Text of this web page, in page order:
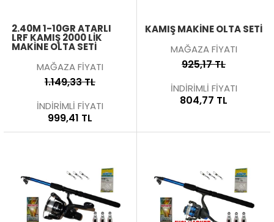
2.40M 1-10GR ATARLI
LRF KAMIŞ 2000 LIK
MAKINE OLTA SETI
MAĞAZA FİYATI
1.149,33 TL
İNDİRİMLİ FİYATI
999,41 TL
KAMIŞ MAKİNE OLTA SETİ
MAĞAZA FİYATI
925,17 TL
İNDİRİMLİ FİYATI
804,77 TL